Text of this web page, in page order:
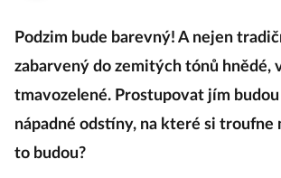
Podzim bude barevný! A nejen
zabarvený do zemitých tónů hnědé,
tmavozelené. Prostupovat jím
nápadné odstíny, na které si troufne
to budou?